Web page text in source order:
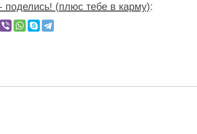
поделись! (плюс тебе в карму):